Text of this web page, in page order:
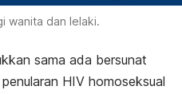
wanita dan lelaki.
sama ada bersunat
HIV homoseksual